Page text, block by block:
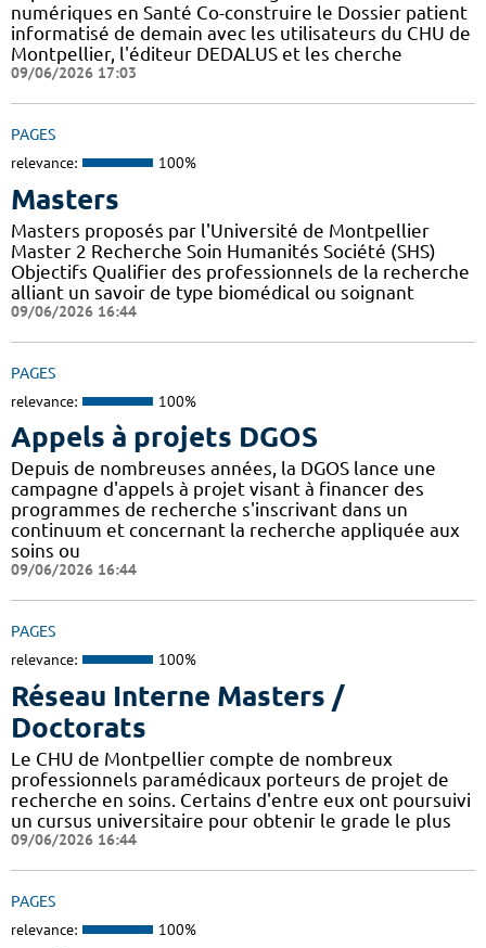
numériques en Santé Co-construire le Dossier patient
informatisé de demain avec les utilisateurs du CHU de
Montpellier, l'éditeur DEDALUS et les cherche
09/06/2026 17:03
PAGES
relevance: 100%
Masters
Masters proposés par l'Université de Montpellier
Master 2 Recherche Soin Humanités Société (SHS)
Objectifs Qualifier des professionnels de la recherche
alliant un savoir de type biomédical ou soignant
09/06/2026 16:44
PAGES
relevance: 100%
Appels à projets DGOS
Depuis de nombreuses années, la DGOS lance une
campagne d'appels à projet visant à financer des
programmes de recherche s'inscrivant dans un
continuum et concernant la recherche appliquée aux
soins ou
09/06/2026 16:44
PAGES
relevance: 100%
Réseau Interne Masters /
Doctorats
Le CHU de Montpellier compte de nombreux
professionnels paramédicaux porteurs de projet de
recherche en soins. Certains d'entre eux ont poursuivi
un cursus universitaire pour obtenir le grade le plus
09/06/2026 16:44
PAGES
relevance: 100%